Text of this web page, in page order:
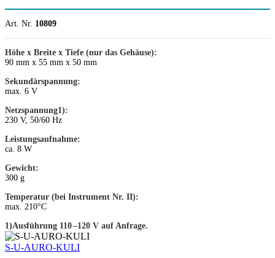
Art. Nr. 10809
Höhe x Breite x Tiefe (nur das Gehäuse):
90 mm x 55 mm x 50 mm
Sekundärspannung:
max. 6 V
Netzspannung1):
230 V, 50/60 Hz
Leistungsaufnahme:
ca. 8 W
Gewicht:
300 g
Temperatur (bei Instrument Nr. II):
max. 210°C
1)Ausführung 110 –120 V auf Anfrage.
S-U-AURO-KULI